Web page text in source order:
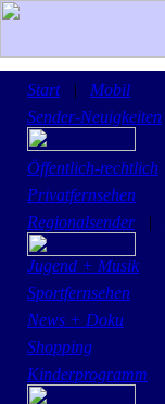
Start| Mobil
Sender-Neuigkeiten
Öffentlich-rechtlich
Privatfernsehen
Regionalsender|
Jugend + Musik
Sportfernsehen
News + Doku
Shopping
Kinderprogramm